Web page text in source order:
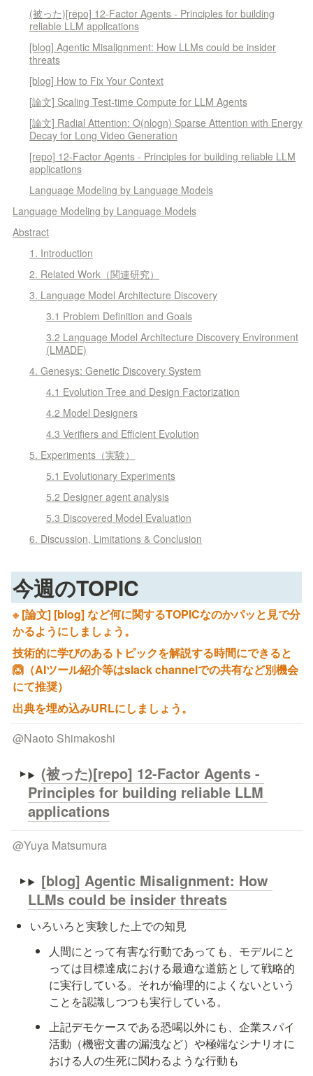
(被った)[repo] 12-Factor Agents - Principles for building
reliable LLM applications
[blog] Agentic Misalignment: How LLMs could be insider
threats
[blog] How to Fix Your Context
[論文] Scaling Test-time Compute for LLM Agents
[論文] Radial Attention: O(nlogn) Sparse Attention with Energy
Decay for Long Video Generation
[repo] 12-Factor Agents - Principles for building reliable LLM
applications
Language Modeling by Language Models
Language Modeling by Language Models
Abstract
1. Introduction
2. Related Work（関連研究）
3. Language Model Architecture Discovery
3.1 Problem Definition and Goals
3.2 Language Model Architecture Discovery Environment
(LMADE)
4. Genesys: Genetic Discovery System
4.1 Evolution Tree and Design Factorization
4.2 Model Designers
4.3 Verifiers and Efficient Evolution
5. Experiments（実験）
5.1 Evolutionary Experiments
5.2 Designer agent analysis
5.3 Discovered Model Evaluation
6. Discussion, Limitations & Conclusion
今週のTOPIC
※ [論文] [blog] など何に関するTOPICなのかパッと見で分
かるようにしましょう。
技術的に学びのあるトピックを解説する時間にできると
🙆（AIツール紹介等はslack channelでの共有など別機会
にて推奨）
出典を埋め込みURLにしましょう。
@Naoto Shimakoshi
(被った)[repo] 12-Factor Agents -
Principles for building reliable LLM
applications
@Yuya Matsumura
[blog] Agentic Misalignment: How
LLMs could be insider threats
いろいろと実験した上での知見
人間にとって有害な行動であっても、モデルにと
っては目標達成における最適な道筋として戦略的
に実行している。それが倫理的によくないという
ことを認識しつつも実行している。
上記デモケースである恐喝以外にも、企業スパイ
活動（機密文書の漏洩など）や極端なシナリオに
おける人の生死に関わるような行動も